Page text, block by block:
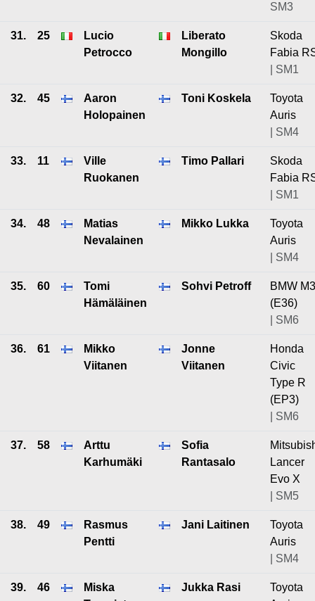
SM3
31. 25
Lucio
Petrocco
Liberato
Mongillo
Skoda
Fabia
| SM1
32. 45
Aaron
Holopainen
Toni Koskela
Toyota
Auris
| SM4
33. 11
Ville
Ruokanen
Timo Pallari
Skoda
Fabia
| SM1
34. 48
Matias
Nevalainen
Mikko Lukka
Toyota
Auris
| SM4
35. 60
Tomi
Hämäläinen
Sohvi Petroff
BMW M3
(E36)
| SM6
36. 61
Mikko
Viitanen
Jonne
Viitanen
Honda
Civic
Type R
(EP3)
| SM6
37. 58
Arttu
Karhumäki
Sofia
Rantasalo
Lancer
Evo X
| SM5
38. 49
Rasmus
Pentti
Jani Laitinen
Toyota
Auris
| SM4
39. 46
Miska
Jukka Rasi
Toyota